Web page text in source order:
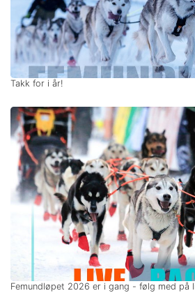
Takk for i år!
Femundløpet 2026 er i gang - følg med på